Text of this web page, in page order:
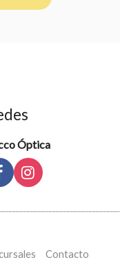
Óptica
Contacto